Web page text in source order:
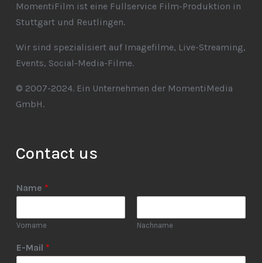
MomentiFilm ist eine Fullservice Film-Produktion in
Stuttgart und Reutlingen.
Wir sind spezialisiert auf Imagefilme, Live-Streaming,
Events, Social-Media-Filme.
© 2007-2024. Ein Unternehmen der MomentiMedia
GmbH.
Contact us
Name *
Vorname Nachname
E-Mail *